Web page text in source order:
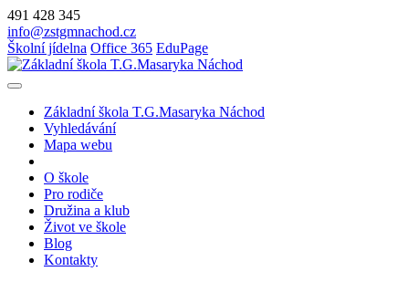
491 428 345
info@zstgmnachod.cz
Školní jídelna Office 365 EduPage
Základní škola T.G.Masaryka Náchod
Vyhledávání
Mapa webu
O škole
Pro rodiče
Družina a klub
Život ve škole
Blog
Kontakty